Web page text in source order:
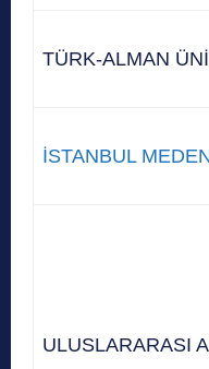
TÜRK-ALMAN
İSTANBUL
ULUSLARARASI